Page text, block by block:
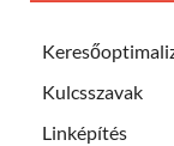
Kulcsszavak
Linképítés